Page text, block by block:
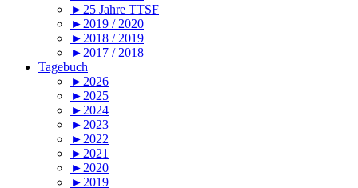
►25 Jahre TTSF
►2019 / 2020
►2018 / 2019
►2017 / 2018
Tagebuch
►2026
►2025
►2024
►2023
►2022
►2021
►2020
►2019